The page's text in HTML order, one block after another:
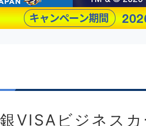
VISAビジネスカ